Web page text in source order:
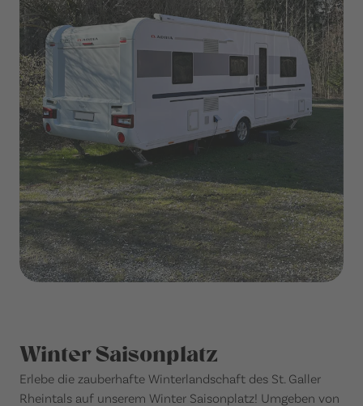
Winter Saisonplatz
Erlebe die zauberhafte Winterlandschaft des St. Galler
Rheintals auf unserem Winter Saisonplatz! Umgeben von